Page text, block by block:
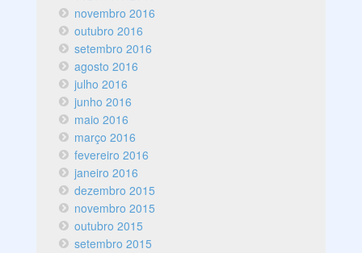
novembro 2016
outubro 2016
setembro 2016
agosto 2016
julho 2016
junho 2016
maio 2016
março 2016
fevereiro 2016
janeiro 2016
dezembro 2015
novembro 2015
outubro 2015
setembro 2015